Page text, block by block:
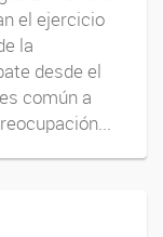
el ejercicio
la
desde el
común a